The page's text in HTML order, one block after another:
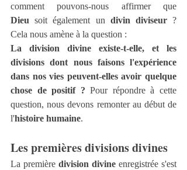
Dieu soit également un divin diviseur ?
Cela nous amène à la question :
La division divine existe-t-elle, et les
divisions dont nous faisons l'expérience
dans nos vies peuvent-elles avoir quelque
chose de positif ? Pour répondre à cette
question, nous devons remonter au début de
l'histoire humaine.
Les premières divisions divines
La première division divine enregistrée s'est